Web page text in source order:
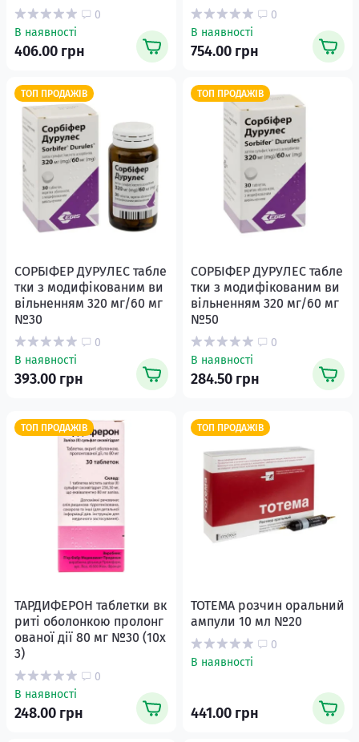
0
В наявності
406.00 грн
0
В наявності
754.00 грн
ТОП ПРОДАЖІВ
СОРБІФЕР ДУРУЛЕС табле
тки з модифікованим ви
вільненням 320 мг/60 мг
№30
0
В наявності
393.00 грн
ТОП ПРОДАЖІВ
СОРБІФЕР ДУРУЛЕС табле
тки з модифікованим ви
вільненням 320 мг/60 мг
№50
0
В наявності
284.50 грн
ТОП ПРОДАЖІВ
ТАРДИФЕРОН таблетки вк
риті оболонкою пролонг
ованої дії 80 мг №30 (10х
3)
0
В наявності
248.00 грн
ТОП ПРОДАЖІВ
ТОТЕМА розчин оральний
ампули 10 мл №20
0
В наявності
441.00 грн